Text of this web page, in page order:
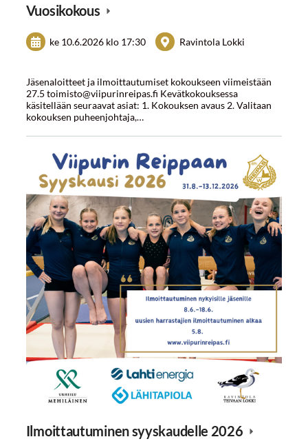
Vuosikokous
ke 10.6.2026 klo 17:30 Ravintola Lokki
Jäsenaloitteet ja ilmoittautumiset kokoukseen viimeistään
27.5 toimisto@viipurinreipas.fi Kevätkokouksessa
käsitellään seuraavat asiat: 1. Kokouksen avaus 2. Valitaan
kokouksen puheenjohtaja,…
Ilmoittautuminen syyskaudelle 2026